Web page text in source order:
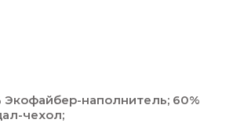
Экофайбер-наполнитель; 60%
чехол;